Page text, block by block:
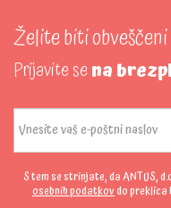
Želite biti obveščeni
Prijavite sena
S tem se strinjate, da ANTUS,
osebnih podatkovdo preklica